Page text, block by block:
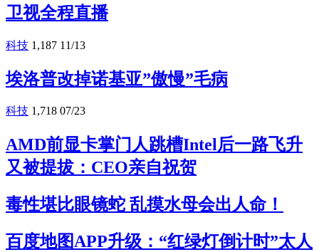
卫视全程直播
科技 1,187 11/13
埃洛普改掉诺基亚”傲慢”毛病
科技 1,718 07/23
AMD前显卡掌门人跳槽Intel后一路飞升
又被提拔：CEO亲自祝贺
毒性堪比眼镜蛇 乱摸水母会出人命！
百度地图APP升级：“红绿灯倒计时”太人